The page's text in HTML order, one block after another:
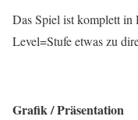
Das Spiel ist komplett
Level=Stufe etwas zu
Grafik / Präsentation